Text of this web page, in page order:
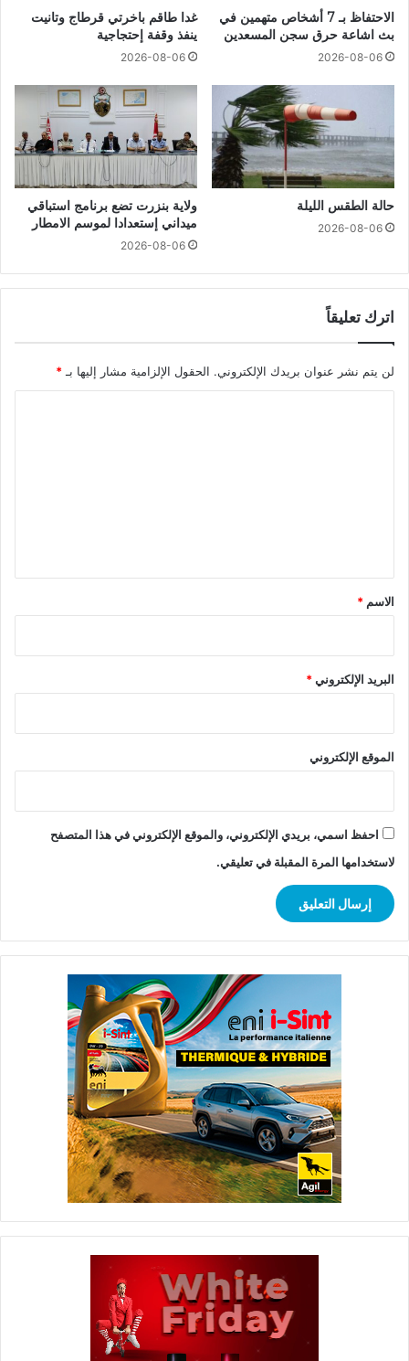
الاحتفاظ بـ 7 أشخاص متهمين في
بث اشاعة حرق سجن المسعدين
2026-08-06
غدا طاقم باخرتي قرطاج وتانيت
ينفذ وقفة إحتجاجية
2026-08-06
حالة الطقس الليلة
2026-08-06
ولاية بنزرت تضع برنامج استباقي
ميداني إستعدادا لموسم الامطار
2026-08-06
اترك تعليقاً
لن يتم نشر عنوان بريدك الإلكتروني. الحقول الإلزامية مشار إليها بـ *
*
الاسم *
البريد الإلكتروني*
الموقع الإلكتروني
احفظ اسمي، بريدي الإلكتروني، والموقع الإلكتروني في هذا المتصفح
لاستخدامها المرة المقبلة في تعليقي.